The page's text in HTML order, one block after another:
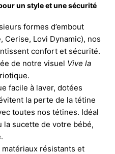
un style et une sécurité
formes d’embout
Cerise, Lovi Dynamic), nos
confort et sécurité.
de notre visuel Vive la
facile à laver, dotées
la perte de la tétine
toutes nos tétines. Idéal
la sucette de votre bébé,
résistants et